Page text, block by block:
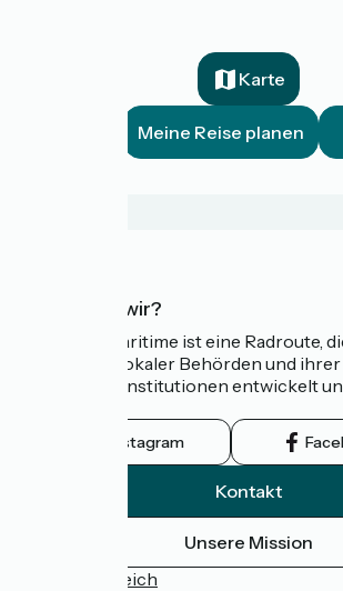
Karte
Meine Reise planen
Wer sind wir?
Die Vélomaritime ist eine Radroute,
Netzwerk lokaler Behörden und ihrer
Tourismusinstitutionen entwickelt
Instagram
Kontakt
Unsere Mission
Pressebereich